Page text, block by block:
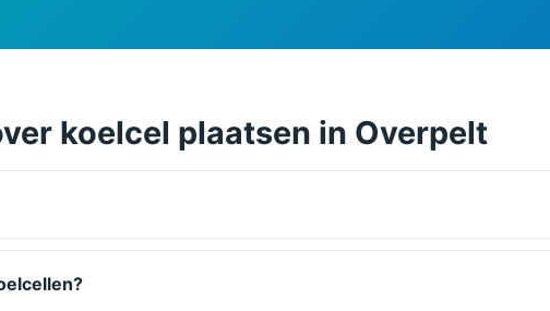
koelcel plaatsen in Overpelt